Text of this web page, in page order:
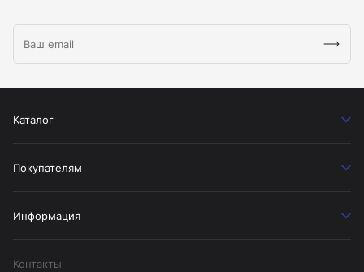
Каталог
Покупателям
Информация
Контакты